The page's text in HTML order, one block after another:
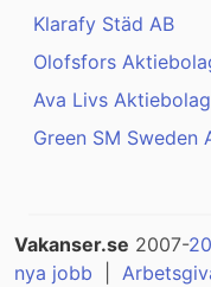
Klarafy Städ AB
Olofsfors
Ava Livs Aktiebolag
Green SM Sweden
Vakanser.se 2007-
nya jobb